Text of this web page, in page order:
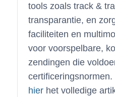
tools zoals track &
transparantie, en
faciliteiten en
voor voorspelbare,
zendingen die
hier het volledige